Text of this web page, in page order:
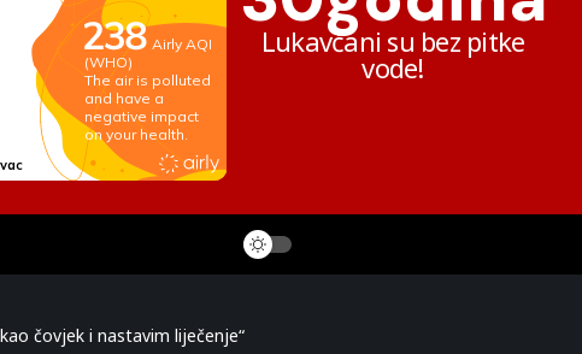
Lukavčani su bez pitke
vode!
čovjek i nastavim liječenje“